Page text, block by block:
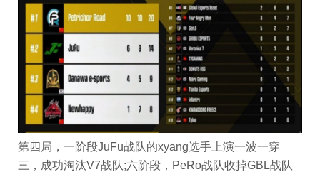
第四局，一阶段JuFu战队的xyang选手上演一波一穿
三，成功淘汰V7战队;六阶段，PeRo战队收掉GBL战队